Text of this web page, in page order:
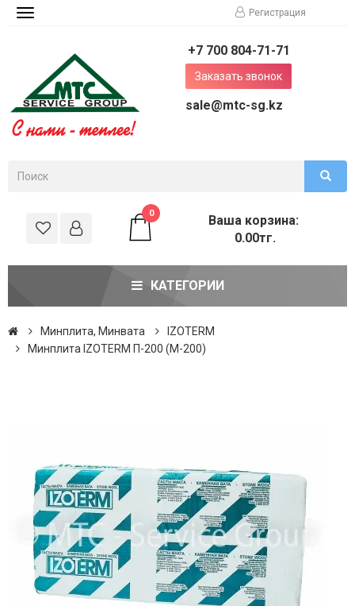
Toggle
Регистрация
+7 700 804-71-71
Заказать звонок
sale@mtc-sg.kz
0
Ваша корзина:
0.00тг.
КАТЕГОРИИ
Минплита, Минвата
IZOTERM
Минплита IZOTERM П-200 (М-200)